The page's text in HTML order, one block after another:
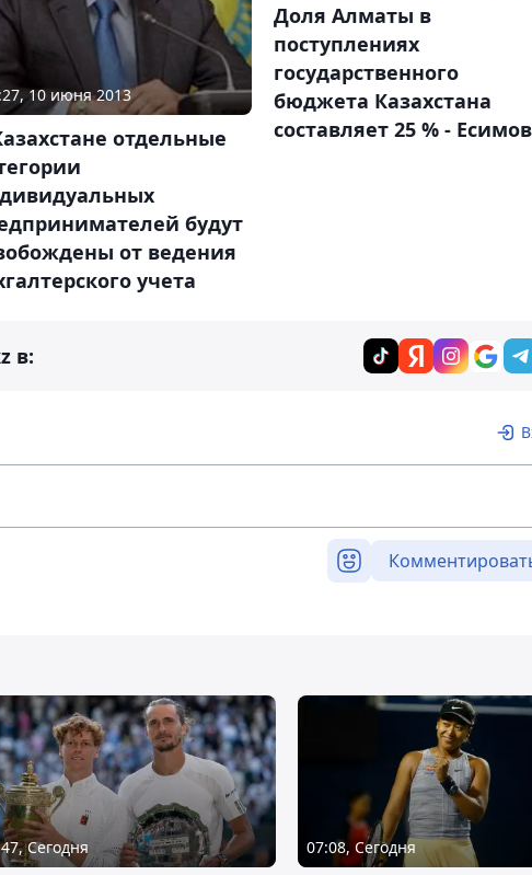
10 июня 2013
отдельные
будут
от ведения
учета
Доля Алматы в
поступлениях
государственного
бюджета Казахстана
составляет 25 % - Есимов
в:
Сегодня 07:08, Сегодня